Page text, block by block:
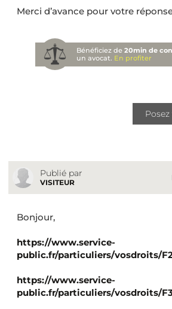
Merci d’avance pour votre
Bénéficiez de20min de
un avocat. En profiter
Publié par
VISITEUR
Bonjour,
https://www.service-
public.fr/particuliers/vosdroits/
https://www.service-
public.fr/particuliers/vosdroits/